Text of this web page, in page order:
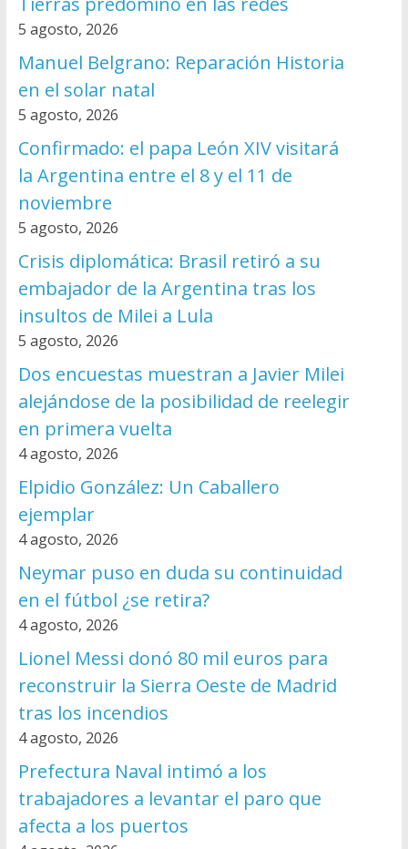
5 agosto, 2026
Manuel Belgrano: Reparación Historia
en el solar natal
5 agosto, 2026
Confirmado: el papa León XIV visitará
la Argentina entre el 8 y el 11 de
noviembre
5 agosto, 2026
Crisis diplomática: Brasil retiró a su
embajador de la Argentina tras los
insultos de Milei a Lula
5 agosto, 2026
Dos encuestas muestran a Javier Milei
alejándose de la posibilidad de reelegir
en primera vuelta
4 agosto, 2026
Elpidio González: Un Caballero
ejemplar
4 agosto, 2026
Neymar puso en duda su continuidad
en el fútbol ¿se retira?
4 agosto, 2026
Lionel Messi donó 80 mil euros para
reconstruir la Sierra Oeste de Madrid
tras los incendios
4 agosto, 2026
Prefectura Naval intimó a los
trabajadores a levantar el paro que
afecta a los puertos